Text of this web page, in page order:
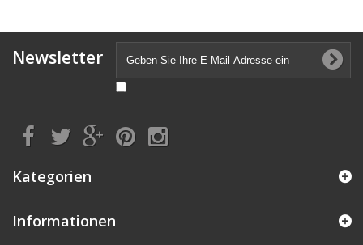
Newsletter
Kategorien
Informationen